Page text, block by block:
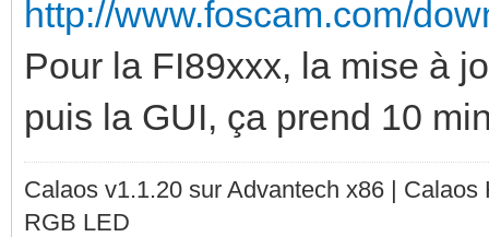
http://www.foscam.com/
Pour la FI89xxx, la mise à
puis la GUI, ça prend 10
Calaos v1.1.20 sur Advantech x86 |
RGB LED